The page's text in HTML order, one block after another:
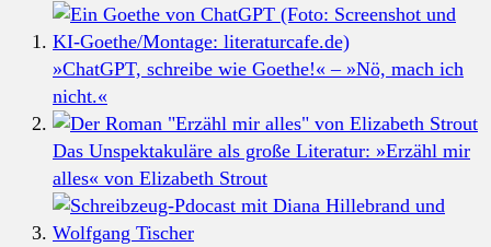
»ChatGPT, schreibe wie Goethe!« – »Nö, mach ich
nicht.«
Das Unspektakuläre als große Literatur: »Erzähl mir
alles« von Elizabeth Strout